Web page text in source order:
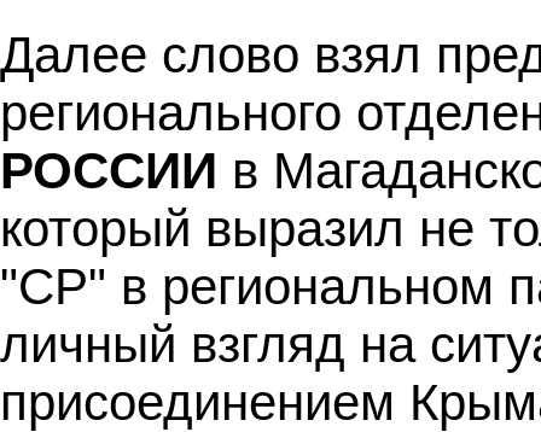
Далее слово взял
регионального
РОССИИ в
который выразил не
"СР" в региональном
личный взгляд на
присоединением